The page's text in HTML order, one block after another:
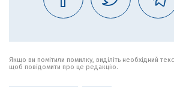
Якщо ви помітили помилку, виділіть необхідний
щоб повідомити про це редакцію.